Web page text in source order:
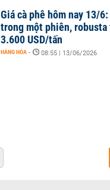
Giá cà phê hôm nay 13/
trong một phiên,
3.600 USD/tấn
HÀNG HÓA - 08:55 | 13/06/2026